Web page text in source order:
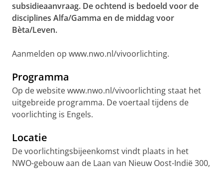
subsidieaanvraag. De ochtend is bedoeld voor de
disciplines Alfa/Gamma en de middag voor
Bèta/Leven.
Aanmelden op www.nwo.nl/vivoorlichting.
Programma
Op de website www.nwo.nl/vivoorlichting staat het
uitgebreide programma. De voertaal tijdens de
voorlichting is Engels.
Locatie
De voorlichtingsbijeenkomst vindt plaats in het
NWO-gebouw aan de Laan van Nieuw Oost-Indië 300,